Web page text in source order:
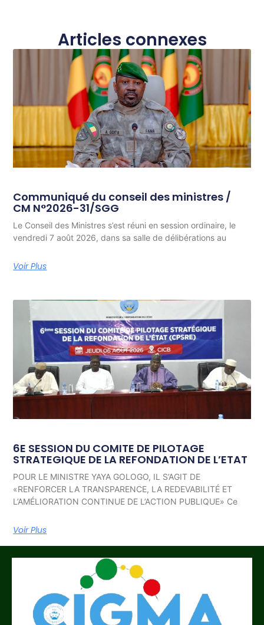
Articles connexes
Communiqué du conseil des ministres /
CM N°2026-31/SGG
Le Conseil des Ministres s’est réuni en session ordinaire, le
vendredi 7 août 2026, dans sa salle de délibérations au
Voir Plus
6E SESSION DU COMITE DE PILOTAGE
STRATEGIQUE DE LA REFONDATION DE L’ETAT
POUR LE MINISTRE YAYA GOLOGO, IL S’AGIT DE
«RENFORCER LA TRANSPARENCE, LA REDEVABILITÉ ET
L’AMÉLIORATION CONTINUE DE L’ACTION PUBLIQUE» Ce
Voir Plus